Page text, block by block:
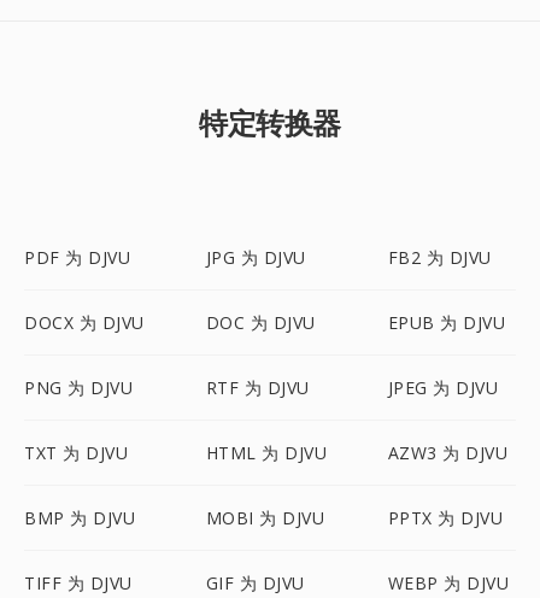
特定转换器
PDF 为 DJVU JPG 为 DJVU FB2 为 DJVU
DOCX 为 DJVU DOC 为 DJVU EPUB 为 DJVU
PNG 为 DJVU RTF 为 DJVU JPEG 为 DJVU
TXT 为 DJVU HTML 为 DJVU AZW3 为 DJVU
BMP 为 DJVU MOBI 为 DJVU PPTX 为 DJVU
TIFF 为 DJVU GIF 为 DJVU WEBP 为 DJVU